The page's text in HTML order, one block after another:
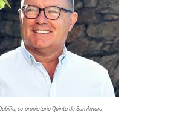
co-propietario Quinta de San Amaro